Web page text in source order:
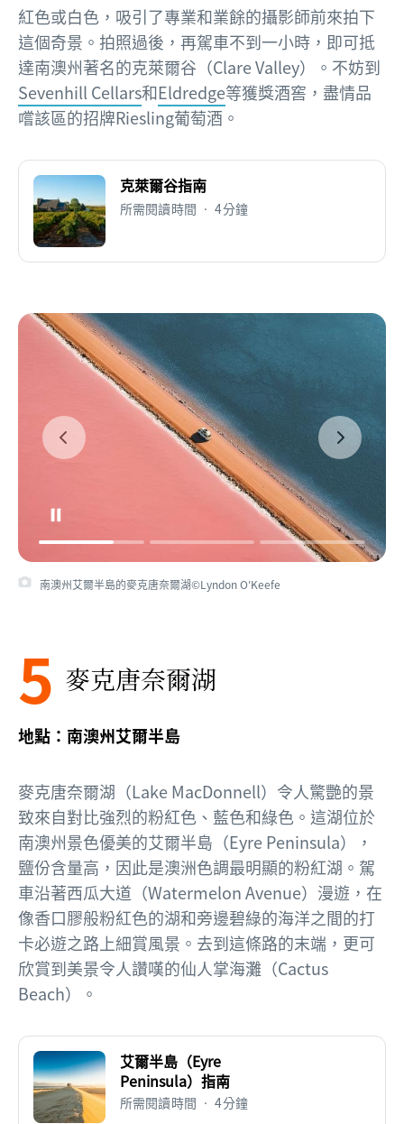
紅色或白色，吸引了專業和業餘的攝影師前來拍下
這個奇景。拍照過後，再駕車不到一小時，即可抵
達南澳州著名的克萊爾谷（Clare Valley）。不妨到
Sevenhill Cellars和Eldredge等獲獎酒窖，盡情品
嚐該區的招牌Riesling葡萄酒。
克萊爾谷指南
所需閱讀時間 • 4分鐘
南澳州艾爾半島的麥克唐奈爾湖©Lyndon O′Keefe
5 麥克唐奈爾湖
地點：南澳州艾爾半島
麥克唐奈爾湖（Lake MacDonnell）令人驚艷的景
致來自對比強烈的粉紅色、藍色和綠色。這湖位於
南澳州景色優美的艾爾半島（Eyre Peninsula），
鹽份含量高，因此是澳洲色調最明顯的粉紅湖。駕
車沿著西瓜大道（Watermelon Avenue）漫遊，在
像香口膠般粉紅色的湖和旁邊碧綠的海洋之間的打
卡必遊之路上細賞風景。去到這條路的末端，更可
欣賞到美景令人讚嘆的仙人掌海灘（Cactus
Beach）。
艾爾半島（Eyre
Peninsula）指南
所需閱讀時間 • 4分鐘